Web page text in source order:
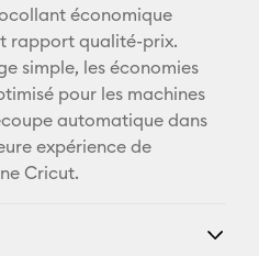
X
économique
rapport qualité-prix.
simple, les économies
pour les machines
automatique dans
expérience de
Cricut.